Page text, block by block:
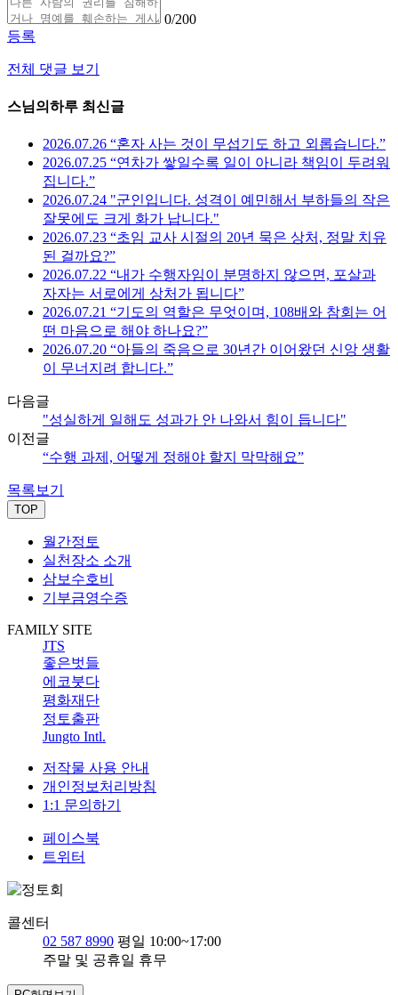
0/200
등록
전체 댓글 보기
스님의하루 최신글
2026.07.26 “혼자 사는 것이 무섭기도 하고 외롭습니다.”
2026.07.25 “연차가 쌓일수록 일이 아니라 책임이 두려워
집니다.”
2026.07.24 "군인입니다. 성격이 예민해서 부하들의 작은
잘못에도 크게 화가 납니다."
2026.07.23 “초임 교사 시절의 20년 묵은 상처, 정말 치유
된 걸까요?”
2026.07.22 “내가 수행자임이 분명하지 않으면, 포살과
자자는 서로에게 상처가 됩니다”
2026.07.21 “기도의 역할은 무엇이며, 108배와 참회는 어
떤 마음으로 해야 하나요?”
2026.07.20 “아들의 죽음으로 30년간 이어왔던 신앙 생활
이 무너지려 합니다.”
다음글
"성실하게 일해도 성과가 안 나와서 힘이 듭니다"
이전글
“수행 과제, 어떻게 정해야 할지 막막해요”
목록보기
TOP
월간정토
실천장소 소개
삼보수호비
기부금영수증
FAMILY SITE
JTS
좋은벗들
에코붓다
평화재단
정토출판
Jungto Intl.
저작물 사용 안내
개인정보처리방침
1:1 문의하기
페이스북
트위터
콜센터
02 587 8990 평일 10:00~17:00
주말 및 공휴일 휴무